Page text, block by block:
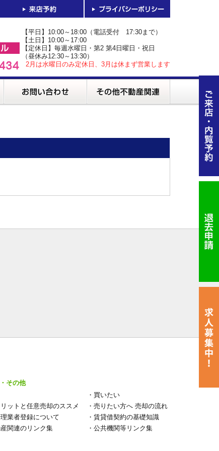
【平日】10:00～18:00（電話受付 17:30まで）
【土日】10:00～17:00
【定休日】毎週水曜日・第2 第4日曜日・祝日
（昼休み12:30～13:30）
2月は水曜日のみ定休日、3月は休まず営業します
その他
・ 買いたい
ットと任意売却のススメ ・ 売りたい方へ 売却の流れ
業者登録について ・ 賃貸借契約の基礎知識
関連のリンク集 ・ 公共機関等リンク集